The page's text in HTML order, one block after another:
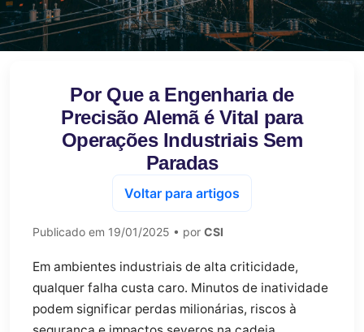
Por Que a Engenharia de
Precisão Alemã é Vital para
Operações Industriais Sem
Paradas
Voltar para artigos
Publicado em 19/01/2025 • por CSI
Em ambientes industriais de alta criticidade,
qualquer falha custa caro. Minutos de inatividade
podem significar perdas milionárias, riscos à